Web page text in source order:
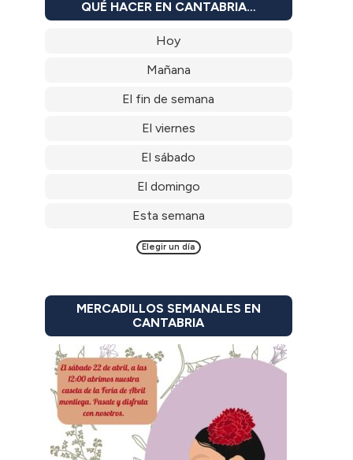
QUÉ HACER EN CANTABRIA…
Hoy
Mañana
El fin de semana
El viernes
El sábado
El domingo
Esta semana
Elegir un día
MERCADILLOS SEMANALES EN
CANTABRIA